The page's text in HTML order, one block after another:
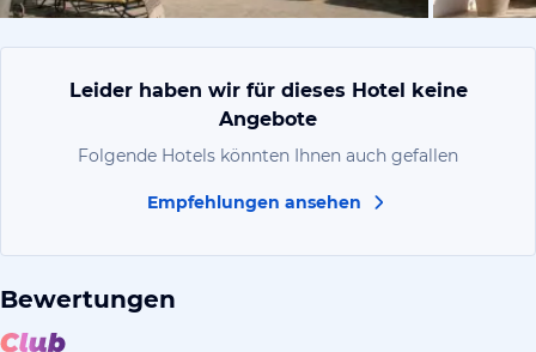
Leider haben wir für dieses Hotel keine
Angebote
Folgende Hotels könnten Ihnen auch gefallen
Empfehlungen ansehen
Bewertungen